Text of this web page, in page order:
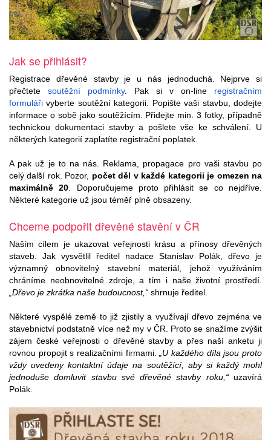
Jak se přihlásit?
Registrace dřevěné stavby je u nás jednoduchá. Nejprve si
přečtete soutěžní podmínky. Pak si v on-line registračním
formuláři vyberte soutěžní kategorii. Popište vaši stavbu, dodejte
informace o sobě jako soutěžícím. Přidejte min. 3 fotky, případně
technickou dokumentaci stavby a pošlete vše ke schválení. U
některých kategorií zaplatíte registrační poplatek.
A pak už je to na nás. Reklama, propagace pro vaši stavbu po
celý další rok. Pozor, počet děl v každé kategorii je omezen na
maximálně 20 . Doporučujeme proto přihlásit se co nejdříve.
Některé kategorie už jsou téměř plně obsazeny.
Chceme podpořit dřevěné stavění v ČR
Naším cílem je ukazovat veřejnosti krásu a přínosy dřevěných
staveb. Jak vysvětlil ředitel nadace Stanislav Polák, dřevo je
významný obnovitelný stavební materiál, jehož využíváním
chráníme neobnovitelné zdroje, a tím i naše životní prostředí.
„Dřevo je zkrátka naše budoucnost,“ shrnuje ředitel.
Některé vyspělé země to již zjistily a využívají dřevo zejména ve
stavebnictví podstatně více než my v ČR. Proto se snažíme zvýšit
zájem české veřejnosti o dřevěné stavby a přes naší anketu ji
rovnou propojit s realizačními firmami.„U každého díla jsou proto
vždy uvedeny kontaktní údaje na soutěžící, aby si každý mohl
jednoduše domluvit stavbu své dřevěné stavby roku,“uzavírá
Polák.